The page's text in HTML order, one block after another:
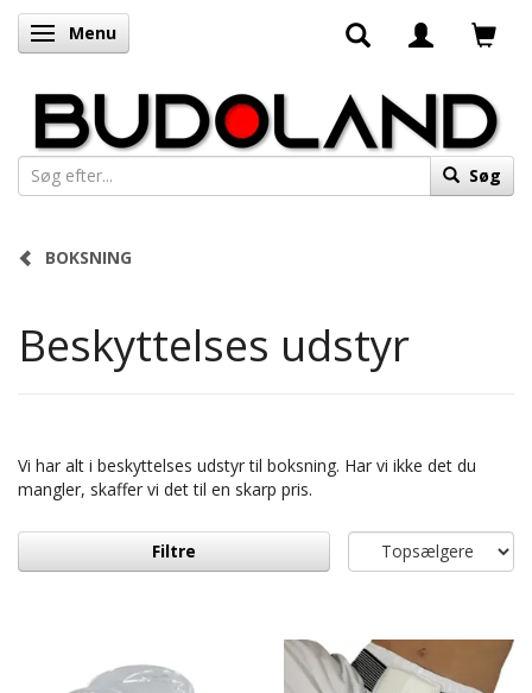
Skifte navigation
Menu
Søg
BOKSNING
Beskyttelses udstyr
Vi har alt i beskyttelses udstyr til boksning. Har vi ikke det du
mangler, skaffer vi det til en skarp pris.
Filtre